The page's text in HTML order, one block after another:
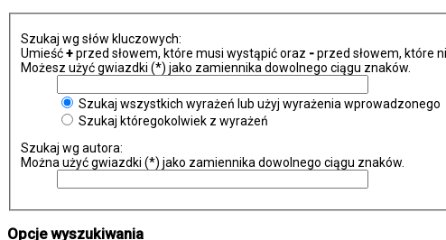
Szukaj wg słów kluczowych:
Umieść+przed słowem, które musi wystąpić oraz -przed słowem, które
Możesz użyć gwiazdki (*) jako zamiennika dowolnego ciągu znaków.
Szukaj wszystkich wyrażeń lub użyj wyrażenia wprowadzonego
Szukaj któregokolwiek z wyrażeń
Szukaj wg autora:
Można użyć gwiazdki (*) jako zamiennika dowolnego ciągu znaków.
Opcje wyszukiwania